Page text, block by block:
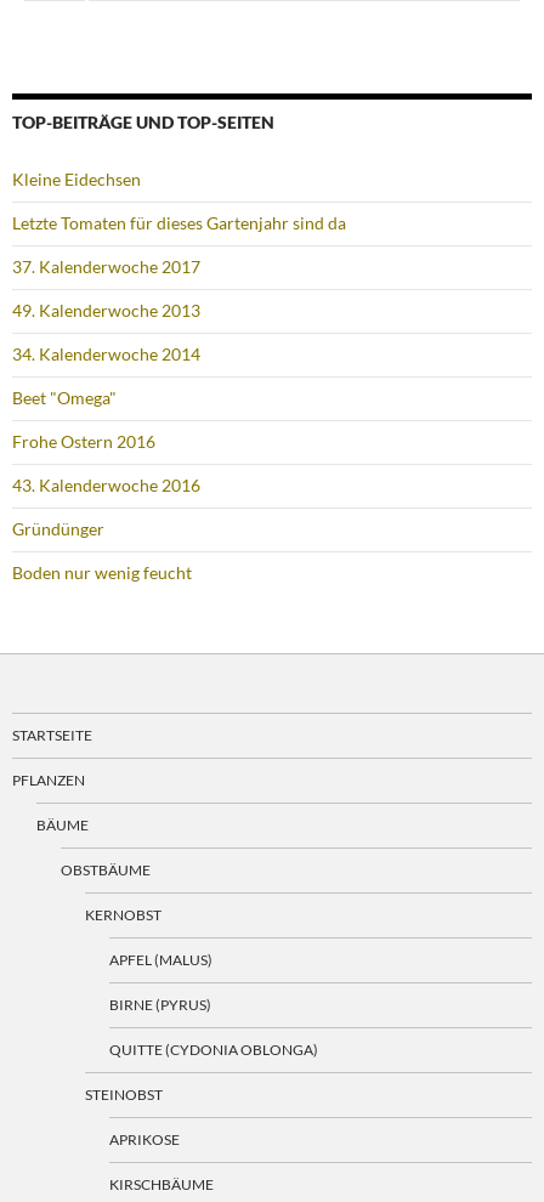
TOP-BEITRÄGE UND TOP-SEITEN
Kleine Eidechsen
Letzte Tomaten für dieses Gartenjahr sind da
37. Kalenderwoche 2017
49. Kalenderwoche 2013
34. Kalenderwoche 2014
Beet "Omega"
Frohe Ostern 2016
43. Kalenderwoche 2016
Gründünger
Boden nur wenig feucht
STARTSEITE
PFLANZEN
BÄUME
OBSTBÄUME
KERNOBST
APFEL (MALUS)
BIRNE (PYRUS)
QUITTE (CYDONIA OBLONGA)
STEINOBST
APRIKOSE
KIRSCHBÄUME